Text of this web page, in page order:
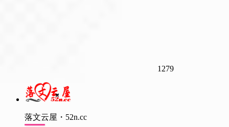
1279
落文云屋・52n.cc